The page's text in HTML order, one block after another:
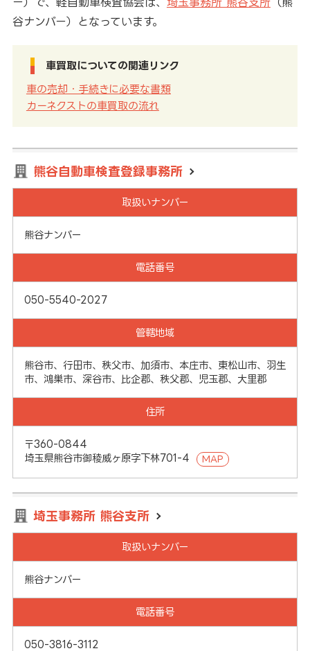
谷ナンバー）となっています。
車買取についての関連リンク
車の売却・手続きに必要な書類
カーネクストの車買取の流れ
熊谷自動車検査登録事務所
取扱いナンバー
熊谷ナンバー
電話番号
050-5540-2027
管轄地域
熊谷市、行田市、秩父市、加須市、本庄市、東松山市、羽生
市、鴻巣市、深谷市、比企郡、秩父郡、児玉郡、大里郡
住所
〒360-0844
埼玉県熊谷市御稜威ヶ原字下林701-4
MAP
埼玉事務所 熊谷支所
取扱いナンバー
熊谷ナンバー
電話番号
050-3816-3112